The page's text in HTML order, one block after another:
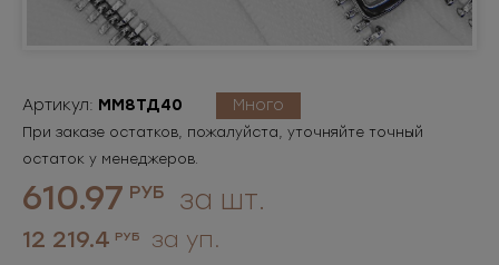
Артикул: ММ8ТД40 Много
При заказе остатков, пожалуйста, уточняйте точный
остаток у менеджеров.
610.97 РУБ за шт.
12 219.4 РУБ за уп.